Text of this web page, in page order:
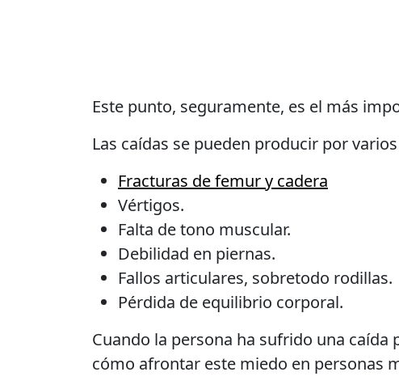
Este punto, seguramente, es el más
Las caídas se pueden producir por
Fracturas de femur y cadera
Vértigos.
Falta de tono muscular.
Debilidad en piernas.
Fallos articulares, sobretodo rodillas.
Pérdida de equilibrio corporal.
Cuando la persona ha sufrido una
cómo afrontar este miedo en personas